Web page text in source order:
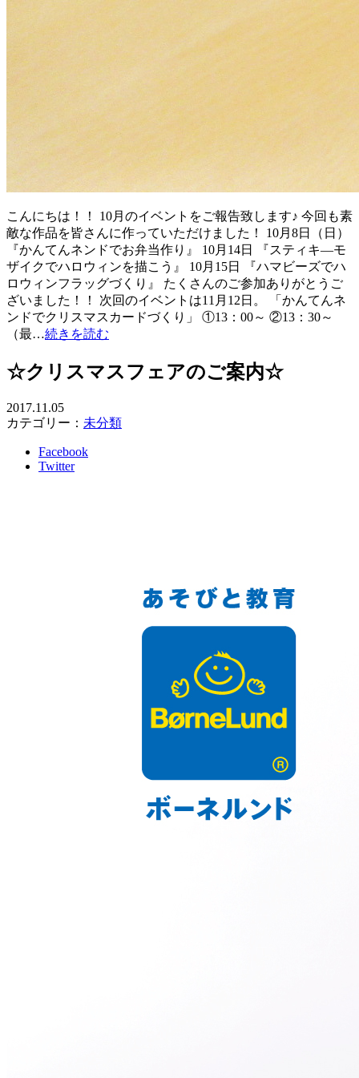
こんにちは！！ 10月のイベントをご報告致します♪ 今回も素
敵な作品を皆さんに作っていただけました！ 10月8日（日）
『かんてんネンドでお弁当作り』 10月14日 『スティキ―モ
ザイクでハロウィンを描こう』 10月15日 『ハマビーズでハ
ロウィンフラッグづくり』 たくさんのご参加ありがとうご
ざいました！！ 次回のイベントは11月12日。 「かんてんネ
ンドでクリスマスカードづくり」 ①13：00～ ②13：30～
（最…続きを読む
☆クリスマスフェアのご案内☆
2017.11.05
カテゴリー： 未分類
Facebook
Twitter